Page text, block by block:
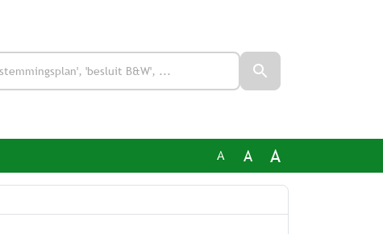
A A A